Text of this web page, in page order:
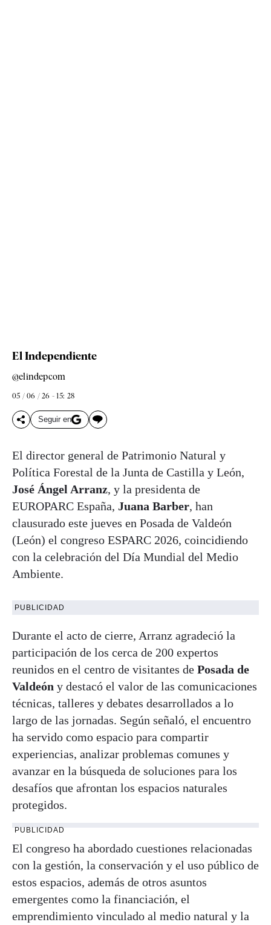
El Independiente
@elindepcom
05 / 06 / 26 - 15: 28
Seguir en
El director general de Patrimonio Natural y
Política Forestal de la Junta de Castilla y León,
José Ángel Arranz, y la presidenta de
EUROPARC España, Juana Barber, han
clausurado este jueves en Posada de Valdeón
(León) el congreso ESPARC 2026, coincidiendo
con la celebración del Día Mundial del Medio
Ambiente.
PUBLICIDAD
Durante el acto de cierre, Arranz agradeció la
participación de los cerca de 200 expertos
reunidos en el centro de visitantes de Posada de
Valdeón y destacó el valor de las comunicaciones
técnicas, talleres y debates desarrollados a lo
largo de las jornadas. Según señaló, el encuentro
ha servido como espacio para compartir
experiencias, analizar problemas comunes y
avanzar en la búsqueda de soluciones para los
desafíos que afrontan los espacios naturales
protegidos.
PUBLICIDAD
El congreso ha abordado cuestiones relacionadas
con la gestión, la conservación y el uso público de
estos espacios, además de otros asuntos
emergentes como la financiación, el
emprendimiento vinculado al medio natural y la